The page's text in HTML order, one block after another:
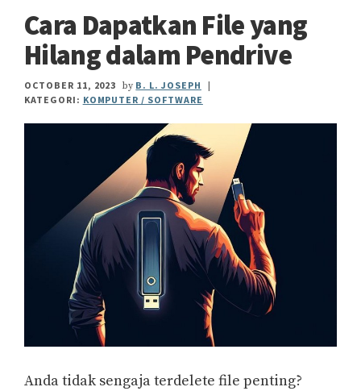
Cara Dapatkan File yang
Hilang dalam Pendrive
OCTOBER 11, 2023 by B. L. JOSEPH
KATEGORI: KOMPUTER / SOFTWARE
Anda tidak sengaja terdelete file penting?